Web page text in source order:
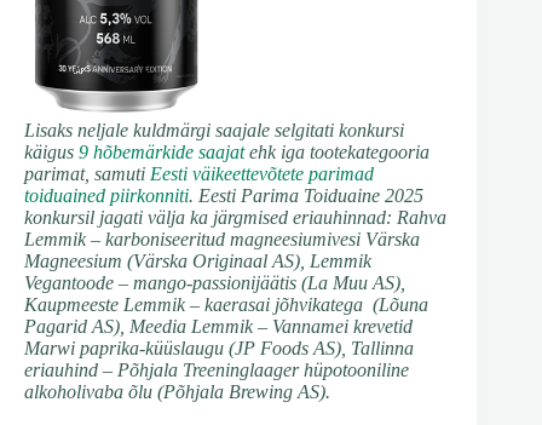
Lisaks neljale kuldmärgi saajale selgitati konkursi
käigus 9 hõbemärkide saajat ehk iga tootekategooria
parimat, samuti Eesti väikeettevõtete parimad
toiduained piirkonniti. Eesti Parima Toiduaine 2025
konkursil jagati välja ka järgmised eriauhinnad: Rahva
Lemmik – karboniseeritud magneesiumivesi Värska
Magneesium (Värska Originaal AS), Lemmik
Vegantoode – mango-passionijäätis (La Muu AS),
Kaupmeeste Lemmik – kaerasai jõhvikatega (Lõuna
Pagarid AS), Meedia Lemmik – Vannamei krevetid
Marwi paprika-küüslaugu (JP Foods AS), Tallinna
eriauhind – Põhjala Treeninglaager hüpotooniline
alkoholivaba õlu (Põhjala Brewing AS).